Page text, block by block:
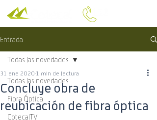
Entrada
Todas las novedades
Fibra Óptica
CotecalTV
Todas las novedades
Concluye obra de
reubicación de fibra óptica
31 ene 2020 1 min de lectura